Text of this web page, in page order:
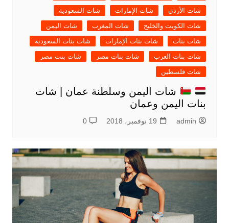
شات الأردن
شات الإمارات
شات السعودية
شات الكويت والخليج
شات المغرب
شات اليمن
شات بنات
شات بنات الإمارات
شات بنات السعودية
شات بنات العرب
شات بنات مصر
شات بنت مصر
شات فلسطين
شات اليمن وسلطنة عمان | شات
بنات اليمن وعمان
admin 19 نوفمبر، 2018 0